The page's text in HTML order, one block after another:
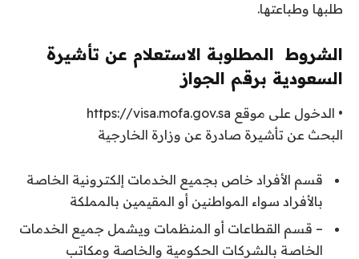
طلبها وطباعتها.
الشروط المطلوبة الاستعلام عن تأشيرة
السعودية برقم الجواز
• الدخول على موقع https://visa.mofa.gov.sa
البحث عن تأشيرة صادرة عن وزارة الخارجية
قسم الأفراد خاص بجميع الخدمات إلكترونية الخاصة
بالأفراد سواء المواطنين أو المقيمين بالمملكة
– قسم القطاعات أو المنظمات ويشمل جميع الخدمات
الخاصة بالشركات الحكومية والخاصة ومكاتب